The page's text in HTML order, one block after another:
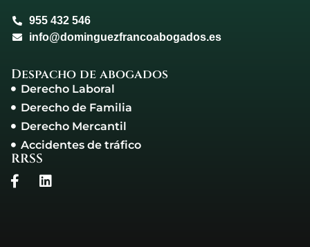
955 432 546
info@dominguezfrancoabogados.es
Despacho de abogados
Derecho Laboral
Derecho de Familia
Derecho Mercantil
Accidentes de tráfico
RRSS